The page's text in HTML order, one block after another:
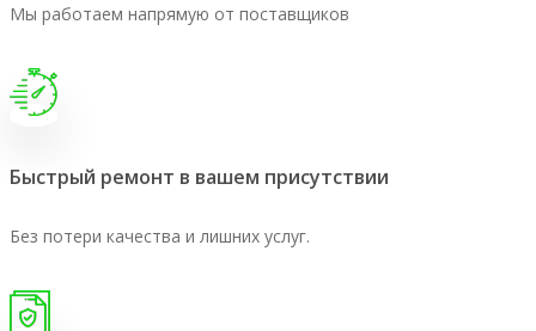
Мы работаем напрямую от поставщиков
Быстрый ремонт в вашем присутствии
Без потери качества и лишних услуг.